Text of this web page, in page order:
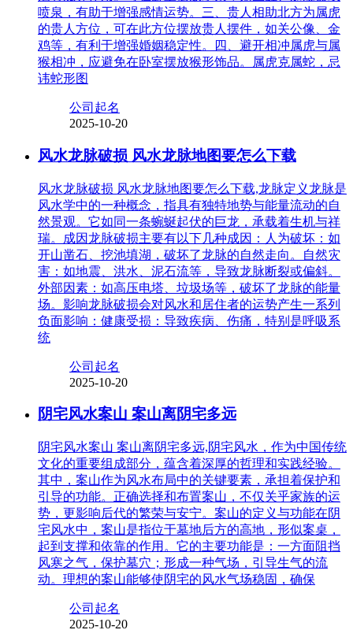
喷泉，有助于增强感情运势。三、贵人相助北方为属虎
的贵人方位，可在此方位摆放贵人摆件，如关公像、金
鸡等，有利于增强婚姻稳定性。四、避开相冲属虎与属
猴相冲，应避免在卧室摆放猴形饰品。属虎克属蛇，忌
讳蛇形图
公司起名
2025-10-20
风水龙脉破损 风水龙脉地图要怎么下载
风水龙脉破损 风水龙脉地图要怎么下载,龙脉定义龙脉是
风水学中的一种概念，指具有独特地势与能量流动的自
然景观。它如同一条蜿蜒起伏的巨龙，承载着生机与祥
瑞。成因龙脉破损主要有以下几种成因：人为破坏：如
开山凿石、挖池填湖，破坏了龙脉的自然走向。自然灾
害：如地震、洪水、泥石流等，导致龙脉断裂或偏斜。
外部因素：如高压电塔、垃圾场等，破坏了龙脉的能量
场。影响龙脉破损会对风水和居住者的运势产生一系列
负面影响：健康受损：导致疾病、伤痛，特别是呼吸系
统
公司起名
2025-10-20
阴宅风水案山 案山离阴宅多远
阴宅风水案山 案山离阴宅多远,阴宅风水，作为中国传统
文化的重要组成部分，蕴含着深厚的哲理和实践经验。
其中，案山作为风水布局中的关键要素，承担着保护和
引导的功能。正确选择和布置案山，不仅关乎家族的运
势，更影响后代的繁荣与安宁。案山的定义与功能在阴
宅风水中，案山是指位于墓地后方的高地，形似案桌，
起到支撑和依靠的作用。它的主要功能是：一方面阻挡
风寒之气，保护墓穴；形成一种气场，引导生气的流
动。理想的案山能够使阴宅的风水气场稳固，确保
公司起名
2025-10-20